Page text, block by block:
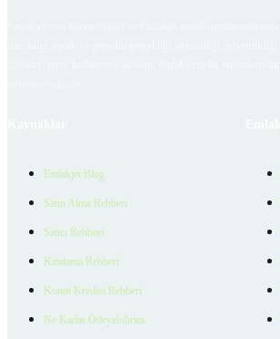
Emlakjet Blog
Satın Alma Rehberi
Satıcı Rehberi
Kiralama Rehberi
Konut Kredisi Rehberi
Ne Kadar Ödeyebilirim